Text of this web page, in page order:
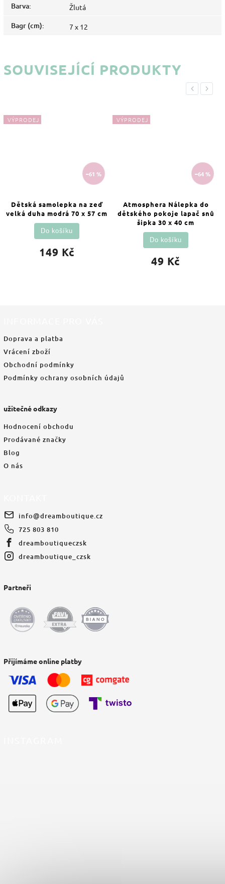
Barva: Žlutá
Bagr (cm): 7 x 12
SOUVISEJÍCÍ PRODUKTY
Previous
VÝPRODEJ
–61 %
Dětská samolepka na zeď
velká duha modrá 70 x 57 cm
149 Kč
Do košíku
VÝPRODEJ
–64 %
Atmosphera Nálepka do
dětského pokoje lapač snů
šipka 30 x 40 cm
49 Kč
Do košíku
Next
Doprava a platba
Vrácení zboží
Obchodní podmínky
Podmínky ochrany osobních údajů
užitečné odkazy
Hodnocení obchodu
Prodávané značky
Blog
O nás
info@dreamboutique.cz
725 803 810
dreamboutiqueczsk
dreamboutique_czsk
Partneři
Přijímáme online platby